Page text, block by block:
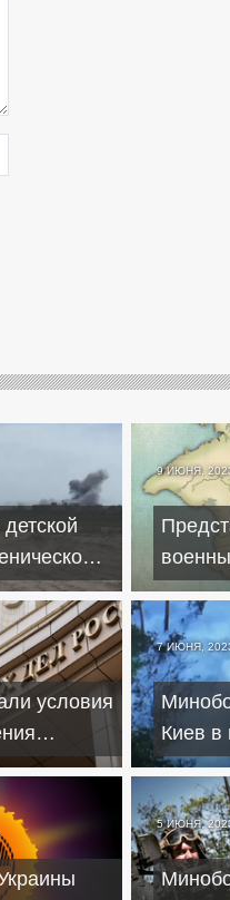
9 ИЮНЯ,
когда
условия
и
7 ИЮНЯ,
Киев в
5 ИЮНЯ,